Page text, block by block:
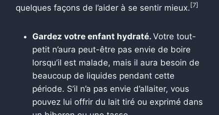
quelques façons de l’aider à se sentir mieux. [7]
Gardez votre enfant hydraté. Votre tout-
petit n’aura peut-être pas envie de boire
lorsqu’il est malade, mais il aura besoin de
beaucoup de liquides pendant cette
période. S’il n’a pas envie d’allaiter, vous
pouvez lui offrir du lait tiré ou exprimé dans